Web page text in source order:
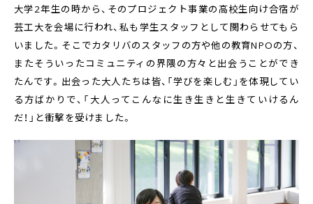
大学2年生の時から、そのプロジェクト事業の高校生向け合宿が
芸工大を会場に行われ、私も学生スタッフとして関わらせてもら
いました。そこでカタリバのスタッフの方や他の教育NPOの方、
またそういったコミュニティの界隈の方々と出会うことができ
たんです。出会った大人たちは皆、「学びを楽しむ」を体現してい
る方ばかりで、「大人ってこんなに生き生きと生きていけるん
だ！」と衝撃を受けました。